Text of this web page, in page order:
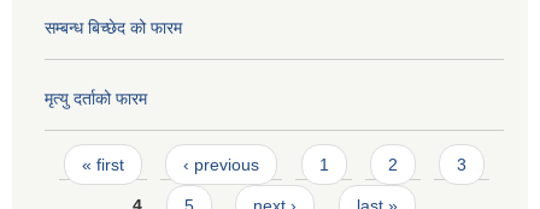
सम्बन्ध बिच्छेद को फारम
मृत्यु दर्ताको फारम
Pages
« first ‹ previous 1 2 3
4 5 next › last »